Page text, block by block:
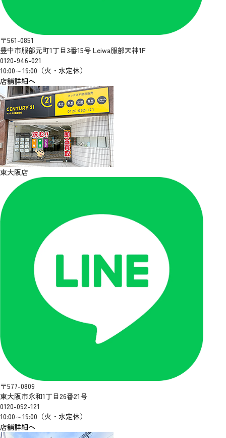
〒561-0851
豊中市服部元町1丁目3番15号 Leiwa服部天神1F
0120-946-021
10:00～19:00（火・水定休）
店舗詳細へ
東大阪店
〒577-0809
東大阪市永和1丁目26番21号
0120-092-121
10:00～19:00（火・水定休）
店舗詳細へ